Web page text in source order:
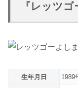
『レッツ
生年月日 1989